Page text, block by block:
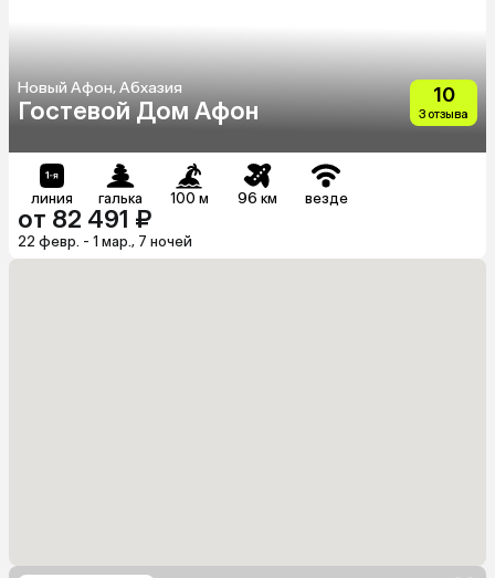
Новый Афон, Абхазия
Гостевой Дом Афон
10
3 отзыва
линия галька 100 м 96 км везде
от 82 491 ₽
22 февр. - 1 мар., 7 ночей